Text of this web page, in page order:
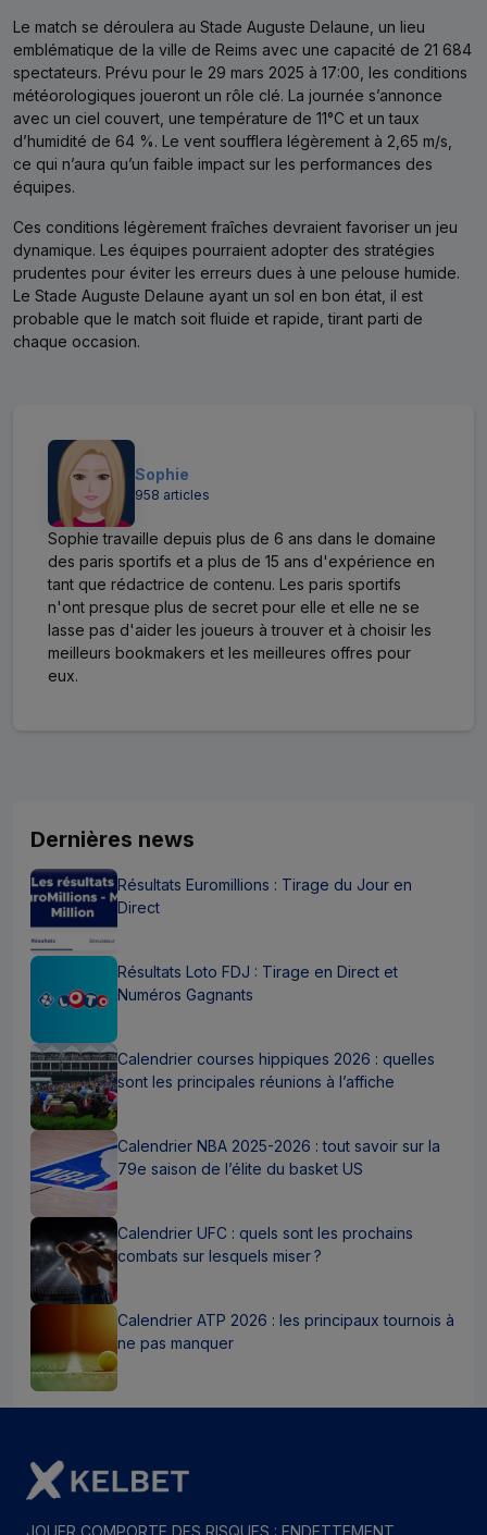
Le match se déroulera au Stade Auguste Delaune, un lieu
emblématique de la ville de Reims avec une capacité de 21 684
spectateurs. Prévu pour le 29 mars 2025 à 17:00, les conditions
météorologiques joueront un rôle clé. La journée s’annonce
avec un ciel couvert, une température de 11°C et un taux
d’humidité de 64 %. Le vent soufflera légèrement à 2,65 m/s,
ce qui n’aura qu’un faible impact sur les performances des
équipes.
Ces conditions légèrement fraîches devraient favoriser un jeu
dynamique. Les équipes pourraient adopter des stratégies
prudentes pour éviter les erreurs dues à une pelouse humide.
Le Stade Auguste Delaune ayant un sol en bon état, il est
probable que le match soit fluide et rapide, tirant parti de
chaque occasion.
Sophie
958 articles
Sophie travaille depuis plus de 6 ans dans le domaine
des paris sportifs et a plus de 15 ans d'expérience en
tant que rédactrice de contenu. Les paris sportifs
n'ont presque plus de secret pour elle et elle ne se
lasse pas d'aider les joueurs à trouver et à choisir les
meilleurs bookmakers et les meilleures offres pour
eux.
Dernières news
Résultats Euromillions : Tirage du Jour en
Direct
Résultats Loto FDJ : Tirage en Direct et
Numéros Gagnants
Calendrier courses hippiques 2026 : quelles
sont les principales réunions à l’affiche
Calendrier NBA 2025-2026 : tout savoir sur la
79e saison de l’élite du basket US
Calendrier UFC : quels sont les prochains
combats sur lesquels miser ?
Calendrier ATP 2026 : les principaux tournois à
ne pas manquer
JOUER COMPORTE DES RISQUES : ENDETTEMENT,